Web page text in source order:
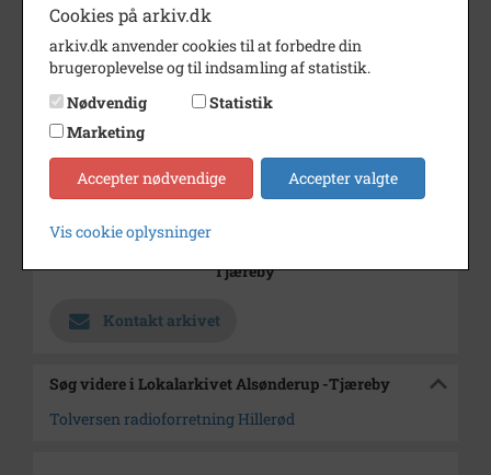
Årstal
Dateringsnote
1/2 1972
Fotograf
Anne Sophie Rubæk Hansen
Se på kort
Type
Kommune (1970-2050)
Tjæreby
Kontakt arkivet
Søg videre i Lokalarkivet Alsønderup -Tjæreby
Tolversen radioforretning Hillerød
Cookies på arkiv.dk
arkiv.dk anvender cookies til at forbedre din
brugeroplevelse og til indsamling af statistik.
Nødvendig
Statistik
Marketing
Accepter nødvendige Accepter valgte
Vis cookie oplysninger